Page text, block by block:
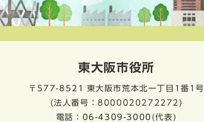
東大阪市役所
〒577-8521
東大阪市荒本北一丁目1番1号
(法人番号：8000020272272)
電話： 06-4309-3000 (代表)